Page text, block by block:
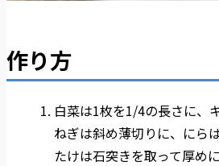
作り方
白菜は1枚を1/4の長さに、
ねぎは斜め薄切りに、にら
たけは石突きを取って厚め